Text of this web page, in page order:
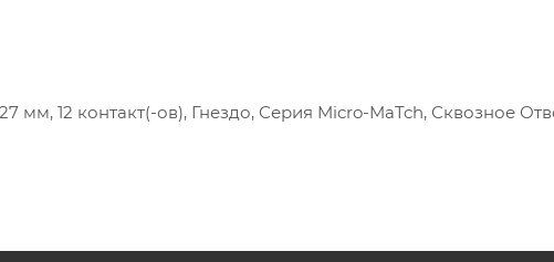
мм, 12 контакт(-ов), Гнездо, Серия Micro-MaTch, Сквозное